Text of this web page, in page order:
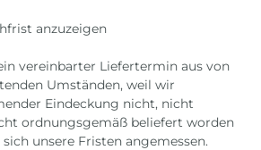
anzuzeigen
vereinbarter Liefertermin aus von
Umständen, weil wir
Eindeckung nicht, nicht
ordnungsgemäß beliefert worden
unsere Fristen angemessen.